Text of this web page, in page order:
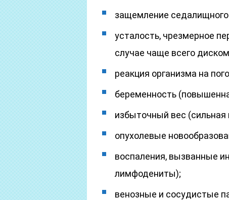
защемление седалищного
усталость, чрезмерное
случае чаще всего
реакция организма на
беременность
избыточный вес (сильная
опухолевые
воспаления, вызванные
лимфодениты);
венозные и сосудистые